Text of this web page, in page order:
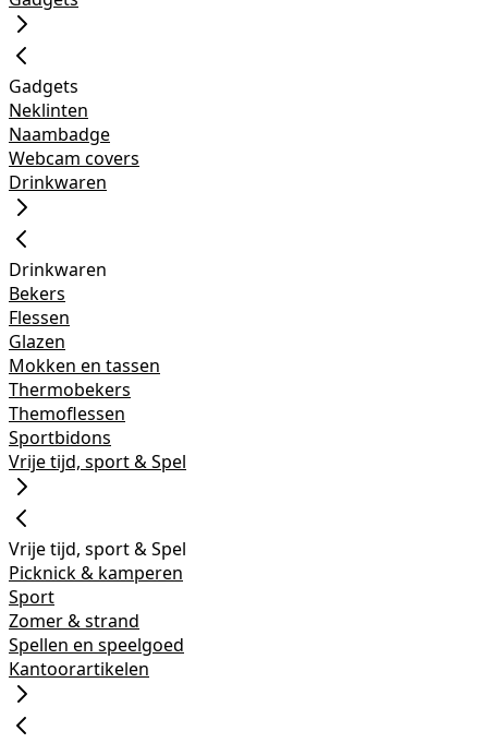
Gadgets
Neklinten
Naambadge
Webcam covers
Drinkwaren
Drinkwaren
Bekers
Flessen
Glazen
Mokken en tassen
Thermobekers
Themoflessen
Sportbidons
Vrije tijd, sport & Spel
Vrije tijd, sport & Spel
Picknick & kamperen
Sport
Zomer & strand
Spellen en speelgoed
Kantoorartikelen